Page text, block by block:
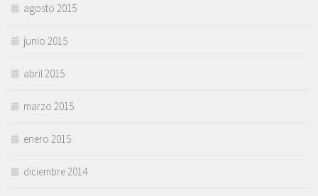
agosto 2015
junio 2015
abril 2015
marzo 2015
enero 2015
diciembre 2014